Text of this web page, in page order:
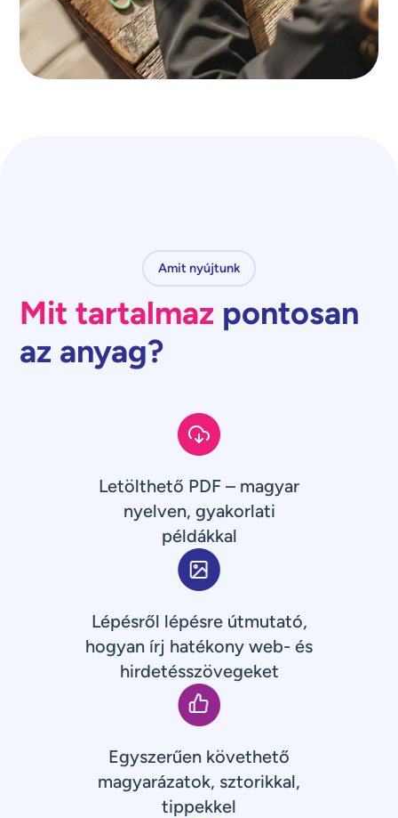
Amit nyújtunk
Mit tartalmaz pontosan
az anyag?
Letölthető PDF – magyar
nyelven, gyakorlati
példákkal
Lépésről lépésre útmutató,
hogyan írj hatékony web- és
hirdetésszövegeket
Egyszerűen követhető
magyarázatok, sztorikkal,
tippekkel